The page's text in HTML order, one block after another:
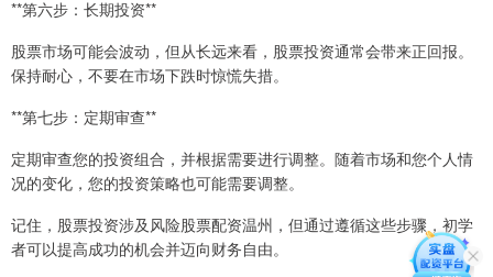
**第六步：长期投资**
股票市场可能会波动，但从长远来看，股票投资通常会带来正回报。
保持耐心，不要在市场下跌时惊慌失措。
**第七步：定期审查**
定期审查您的投资组合，并根据需要进行调整。随着市场和您个人情
况的变化，您的投资策略也可能需要调整。
记住，股票投资涉及风险股票配资温州，但通过遵循这些步骤，初学
者可以提高成功的机会并迈向财务自由。